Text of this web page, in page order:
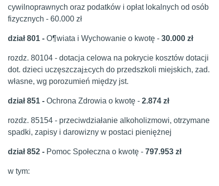
cywilnoprawnych oraz podatków i opłat lokalnych od osób
fizycznych - 60.000 zł
dział 801 - O¶wiata i Wychowanie o kwotę - 30.000 zł
rozdz. 80104 - dotacja celowa na pokrycie kosztów dotacji
dot. dzieci uczęszczaj±cych do przedszkoli miejskich, zad.
własne, wg porozumień między jst.
dział 851 - Ochrona Zdrowia o kwotę - 2.874 zł
rozdz. 85154 - przeciwdziałanie alkoholizmowi, otrzymane
spadki, zapisy i darowizny w postaci pieniężnej
dział 852 - Pomoc Społeczna o kwotę - 797.953 zł
w tym: